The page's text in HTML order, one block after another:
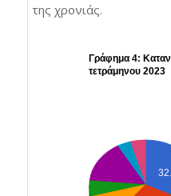
της χρονιάς.
Γράφημα 4:
τετράμηνου 2023